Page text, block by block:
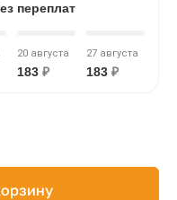
переплат
20 августа
183 ₽
27 августа
183 ₽